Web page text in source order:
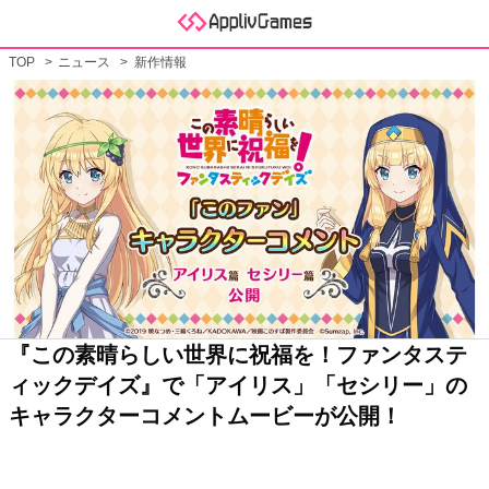
TOP ニュース 新作情報
『この素晴らしい世界に祝福を！ファンタステ
ィックデイズ』で「アイリス」「セシリー」の
キャラクターコメントムービーが公開！